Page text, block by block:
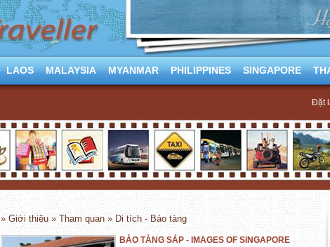
LAOS MALAYSIA MYANMAR PHILIPPINES SINGAPORE
Đặt
» Giới thiệu » Tham quan » Di tích - Bảo tàng
BẢO TÀNG SÁP - IMAGES OF SINGAPORE